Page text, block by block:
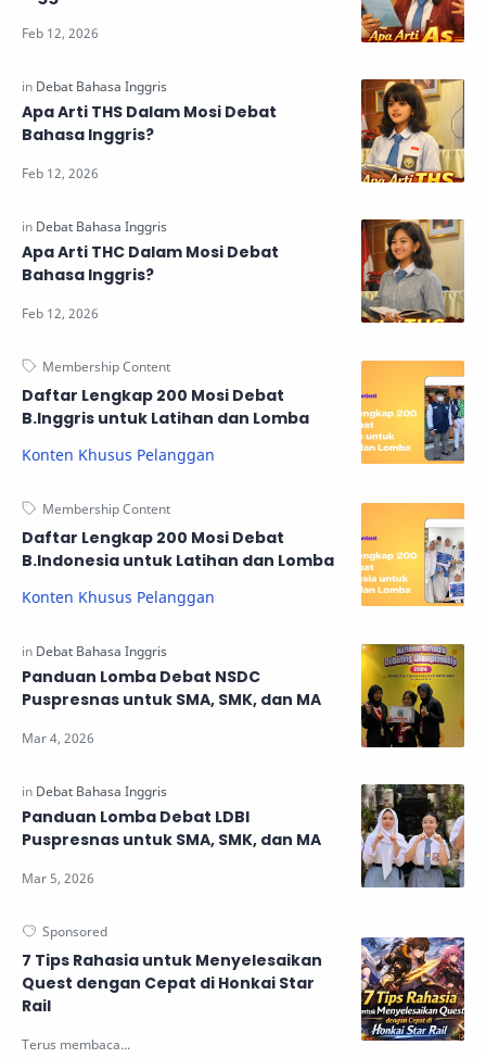
Apa Arti THS Dalam Mosi Debat
Bahasa Inggris?
Apa Arti THC Dalam Mosi Debat
Bahasa Inggris?
Daftar Lengkap 200 Mosi Debat
B.Inggris untuk Latihan dan Lomba
Konten Khusus Pelanggan
Daftar Lengkap 200 Mosi Debat
B.Indonesia untuk Latihan dan Lomba
Konten Khusus Pelanggan
Panduan Lomba Debat NSDC
Puspresnas untuk SMA, SMK, dan MA
Panduan Lomba Debat LDBI
Puspresnas untuk SMA, SMK, dan MA
7 Tips Rahasia untuk Menyelesaikan
Quest dengan Cepat di Honkai Star
Rail